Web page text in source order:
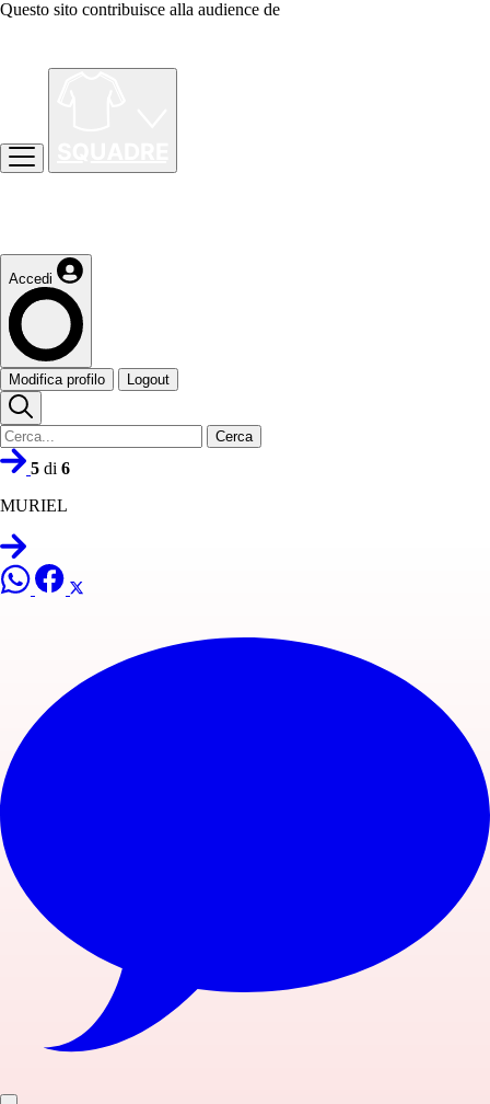
Questo sito contribuisce alla audience de
Accedi
Modifica profilo Logout
Cerca
5 di 6
MURIEL